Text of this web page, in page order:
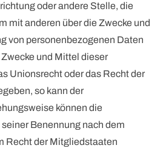
oder andere Stelle, die
mit anderen über die Zwecke und
von personenbezogenen Daten
und Mittel dieser
Unionsrecht oder das Recht der
so kann der
können die
Benennung nach dem
Recht der Mitgliedstaaten